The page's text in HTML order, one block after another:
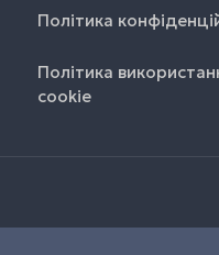
Політика
Політика
cookie